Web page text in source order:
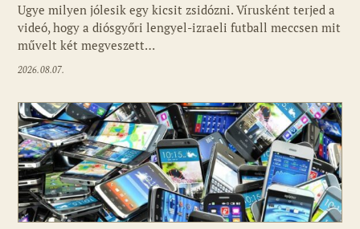
Ugye milyen jólesik egy kicsit zsidózni. Vírusként terjed a
videó, hogy a diósgyőri lengyel-izraeli futball meccsen mit
művelt két megveszett…
2026.08.07.